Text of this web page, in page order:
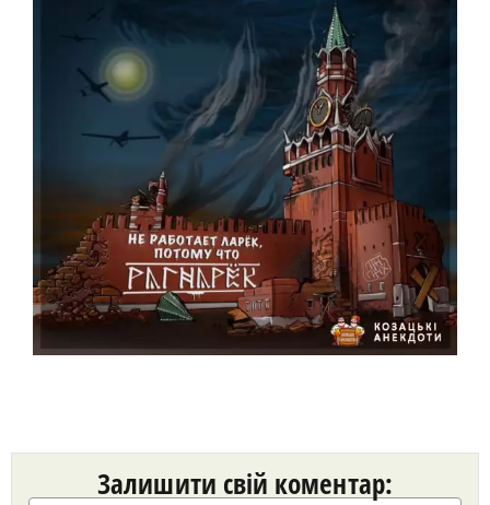
Залишити свій коментар: